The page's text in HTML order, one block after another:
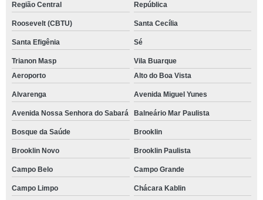
Região Central República
Roosevelt (CBTU) Santa Cecília
Santa Efigênia Sé
Trianon Masp
Vila Buarque
Aeroporto
Alto do Boa Vista
Alvarenga Avenida Miguel Yunes
Avenida Nossa Senhora do Sabará Balneário Mar Paulista
Bosque da Saúde Brooklin
Brooklin Novo Brooklin Paulista
Campo Belo Campo Grande
Campo Limpo Chácara Kablin